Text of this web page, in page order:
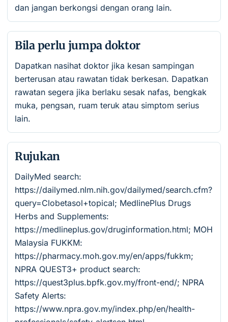
dan jangan berkongsi dengan orang lain.
Bila perlu jumpa doktor
Dapatkan nasihat doktor jika kesan sampingan
berterusan atau rawatan tidak berkesan. Dapatkan
rawatan segera jika berlaku sesak nafas, bengkak
muka, pengsan, ruam teruk atau simptom serius
lain.
Rujukan
DailyMed search:
https://dailymed.nlm.nih.gov/dailymed/search.cfm?
query=Clobetasol+topical; MedlinePlus Drugs
Herbs and Supplements:
https://medlineplus.gov/druginformation.html; MOH
Malaysia FUKKM:
https://pharmacy.moh.gov.my/en/apps/fukkm;
NPRA QUEST3+ product search:
https://quest3plus.bpfk.gov.my/front-end/; NPRA
Safety Alerts:
https://www.npra.gov.my/index.php/en/health-